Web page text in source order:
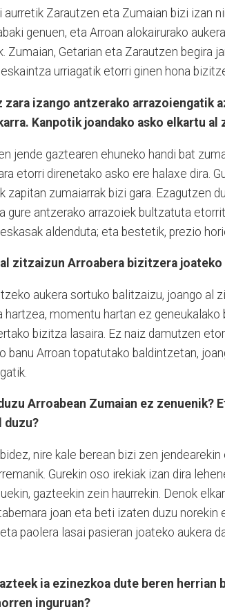
aurretik Zarautzen eta Zumaian bizi izan
genuen, eta Arroan alokairurako
Zumaian, Getarian eta Zarautzen begira
urriagatik etorri ginen hona
zara izango antzerako arrazoiengatik
Kanpotik joandako asko elkartu al
jende gaztearen ehuneko handi bat
etorri direnetako asko ere halaxe dira.
zapitan zumaiarrak bizi gara. Ezagutzen
gure antzerako arrazoiek bultzatuta
aldenduta; eta bestetik, prezio
al zitzaizun Arroabera bizitzera joateko
aukera sortuko balitzaizu, joango al
hartzea, momentu hartan ez geneukalako
bizitza lasaira. Ez naiz damutzen
banu Arroan topatutako baldintzetan,
Arroabean Zumaian ez zenuenik?
duzu?
nire kale berean bizi zen
Gurekin oso irekiak izan dira
gazteekin zein haurrekin. Denok
joan eta beti izaten duzu norekin
paolera lasai pasieran joateko aukera
ia ezinezkoa dute beren
inguruan?